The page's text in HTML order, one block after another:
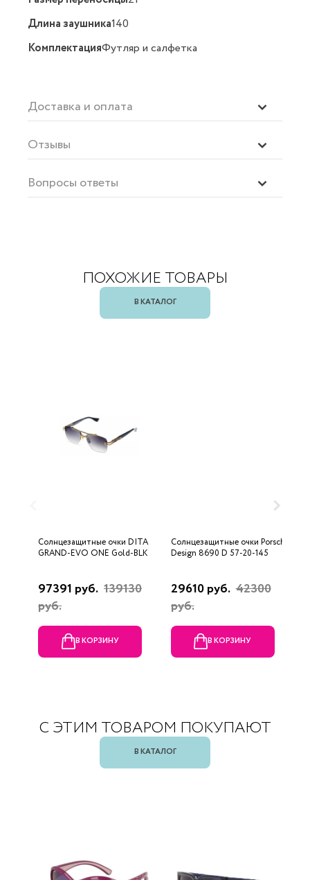
Длина заушника140
КомплектацияФутляр и салфетка
Доставка и оплата
Отзывы
Вопросы ответы
ПОХОЖИЕ ТОВАРЫ
В КАТАЛОГ
Солнцезащитные очки DITA
GRAND-EVO ONE Gold-BLK
97391 руб. 139130
руб.
В КОРЗИНУ
Солнцезащитные очки Porsche
Design 8690 D 57-20-145
29610 руб. 42300
руб.
В КОРЗИНУ
С ЭТИМ ТОВАРОМ ПОКУПАЮТ
В КАТАЛОГ